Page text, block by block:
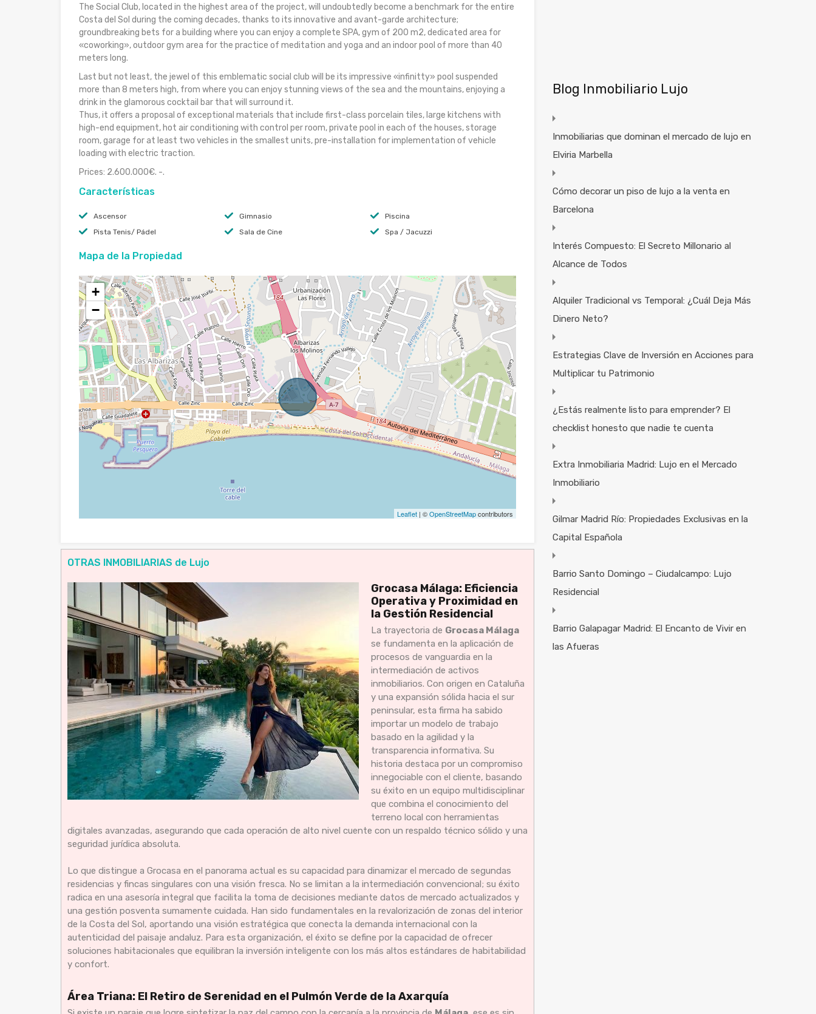
The Social Club, located in the highest area of the project, will undoubtedly become a benchmark for the entire
Costa del Sol during the coming decades, thanks to its innovative and avant-garde architecture;
groundbreaking bets for a building where you can enjoy a complete SPA, gym of 200 m2, dedicated area for
«coworking», outdoor gym area for the practice of meditation and yoga and an indoor pool of more than 40
meters long.
Last but not least, the jewel of this emblematic social club will be its impressive «infinitty» pool suspended
more than 8 meters high, from where you can enjoy stunning views of the sea and the mountains, enjoying a
drink in the glamorous cocktail bar that will surround it.
Thus, it offers a proposal of exceptional materials that include first-class porcelain tiles, large kitchens with
high-end equipment, hot air conditioning with control per room, private pool in each of the houses, storage
room, garage for at least two vehicles in the smallest units, pre-installation for implementation of vehicle
loading with electric traction.
Prices: 2.600.000€. -.
Características
Ascensor Gimnasio
Piscina
Pista Tenis/ Pádel
Sala de Cine Spa / Jacuzzi
Mapa de la Propiedad
+
−
Leaflet | ©OpenStreetMapcontributors
OTRAS INMOBILIARIAS de Lujo
Grocasa Málaga: Eficiencia
Operativa y Proximidad en
la Gestión Residencial
La trayectoria de Grocasa Málaga
se fundamenta en la aplicación de
procesos de vanguardia en la
intermediación de activos
inmobiliarios. Con origen en Cataluña
y una expansión sólida hacia el sur
peninsular, esta firma ha sabido
importar un modelo de trabajo
basado en la agilidad y la
transparencia informativa. Su
historia destaca por un compromiso
innegociable con el cliente, basando
su éxito en un equipo multidisciplinar
que combina el conocimiento del
terreno local con herramientas
digitales avanzadas, asegurando que cada operación de alto nivel cuente con un respaldo técnico sólido y una
seguridad jurídica absoluta.
Lo que distingue a Grocasa en el panorama actual es su capacidad para dinamizar el mercado de segundas
residencias y fincas singulares con una visión fresca. No se limitan a la intermediación convencional; su éxito
radica en una asesoría integral que facilita la toma de decisiones mediante datos de mercado actualizados y
una gestión posventa sumamente cuidada. Han sido fundamentales en la revalorización de zonas del interior
de la Costa del Sol, aportando una visión estratégica que conecta la demanda internacional con la
autenticidad del paisaje andaluz. Para esta organización, el éxito se define por la capacidad de ofrecer
soluciones habitacionales que equilibran la inversión inteligente con los más altos estándares de habitabilidad
y confort.
Área Triana: El Retiro de Serenidad en el Pulmón Verde de la Axarquía
Blog Inmobiliario Lujo
Inmobiliarias que dominan el mercado de lujo en
Elviria Marbella
Cómo decorar un piso de lujo a la venta en
Barcelona
Interés Compuesto: El Secreto Millonario al
Alcance de Todos
Alquiler Tradicional vs Temporal: ¿Cuál Deja Más
Dinero Neto?
Estrategias Clave de Inversión en Acciones para
Multiplicar tu Patrimonio
¿Estás realmente listo para emprender? El
checklist honesto que nadie te cuenta
Extra Inmobiliaria Madrid: Lujo en el Mercado
Inmobiliario
Gilmar Madrid Río: Propiedades Exclusivas en la
Capital Española
Barrio Santo Domingo – Ciudalcampo: Lujo
Residencial
Barrio Galapagar Madrid: El Encanto de Vivir en
las Afueras